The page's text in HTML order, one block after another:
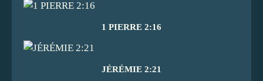
1 PIERRE 2:16
JÉRÉMIE 2:21